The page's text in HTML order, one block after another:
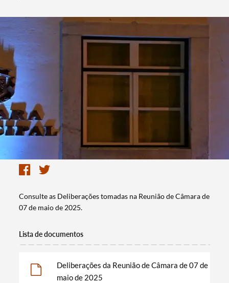
Consulte as Deliberações tomadas na Reunião de Câmara de
07 de maio de 2025.
Lista de documentos
Deliberações da Reunião de Câmara de 07 de
maio de 2025